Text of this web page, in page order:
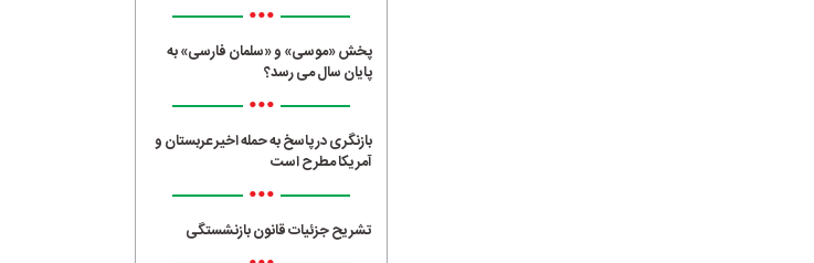
•••
پخش «موسی» و «سلمان فارسی» به
پایان سال می رسد؟
•••
بازنگری در پاسخ به حمله اخیر عربستان و
آمریکا مطرح است
•••
تشریح جزئیات قانون بازنشستگی